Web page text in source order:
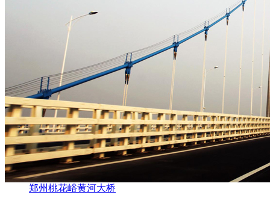
郑州桃花峪黄河大桥